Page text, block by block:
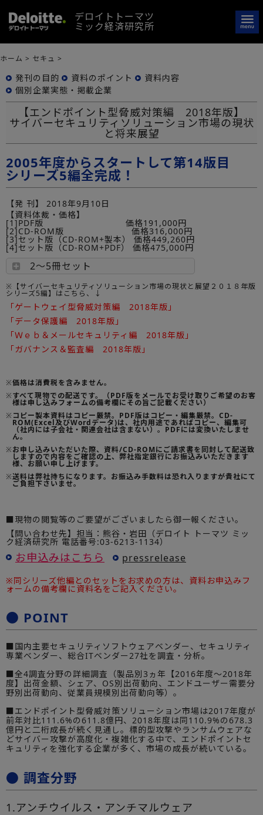
デロイトトーマツ
ミック経済研究所
ホーム > セキュ >
発刊の目的 資料のポイント
資料内容
個別企業実態・掲載企業
【エンドポイント型脅威対策編 2018年版】
サイバーセキュリティソリューション市場の現状
と将来展望
2005年度からスタートして第14版目
シリーズ5編全完成！
【発 刊】
2018年9月10日
【資料体裁・価格】
[1]PDF版 価格191,000円
[2]CD-ROM版 価格316,000円
[3]セット版（CD-ROM+製本） 価格449,260円
[4]セット版（CD-ROM+PDF） 価格475,000円
2～5冊セット
※【サイバーセキュリティソリューション市場の現状と展望２０１８年版
シリーズ5編】はこちら、↓
「ゲートウェイ型脅威対策編 2018年版」
「データ保護編 2018年版」
「Ｗｅｂ＆メールセキュリティ編 2018年版」
「ガバナンス＆監査編 2018年版」
※価格は消費税を含みません。
※すべて現物での配送です。（PDF版をメールでお受け取りご希望のお客
様は申し込みフォームの備考欄にその旨ご記載ください）
※コピー製本資料はコピー厳禁。PDF版はコピー・編集厳禁。CD-
ROM(Excel及びWordデータ)は、社内用途であればコピー、編集可
（社内には子会社・関連会社は含まない）。PDFには変換いたしませ
ん。
※お申し込みいただいた際、資料/CD-ROMにご請求書を同封して配送致
しますので内容をご確認の上、弊社指定銀行にお振込みいただきます
様、お願い申し上げます。
※送料は弊社持ちになります。お振込み手数料は恐れ入りますが貴社にて
ご負担下さいませ。
■現物の閲覧等のご要望がございましたら御一報ください。
【問い合わせ先】担当：熊谷・岩田（デロイト トーマツ ミッ
ク経済研究所 電話番号:03-6213-1134）
お申込みはこちら pressrelease
※同シリーズ他編とのセットをお求めの方は、資料お申込みフ
ォームの備考欄に資料名をご記入ください。
● POINT
■国内主要セキュリティソフトウェアベンダー、セキュリティ
専業ベンダー、総合ITベンダー27社を調査・分析。
■全4調査分野の詳細調査（製品別3ヵ年【2016年度～2018年
度】出荷金額、シェア、OS別出荷動向、エンドユーザー需要分
野別出荷動向、従業員規模別出荷動向等）。
■エンドポイント型脅威対策ソリューション市場は2017年度が
前年対比111.6%の611.8億円、2018年度は同110.9%の678.3
億円と二桁成長が続く見通し。標的型攻撃やランサムウェアな
どサイバー攻撃が高度化・複雑化する中で、エンドポイントセ
キュリティを強化する企業が多く、市場の成長が続いている。
● 調査分野
1.アンチウイルス・アンチマルウェア